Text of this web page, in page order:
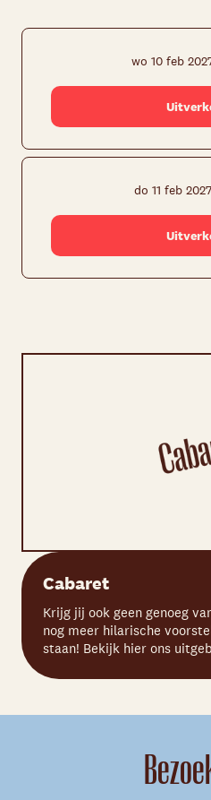
wo 10 feb
do 11 feb 2027
Cabaret
Krijg jij ook geen genoeg
nog meer hilarische
staan! Bekijk hier ons